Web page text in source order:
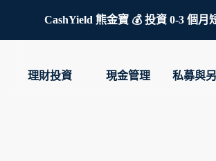
CashYield 熊金寶 💰 投資 0-3 個
理財投資 現金管理 私募與